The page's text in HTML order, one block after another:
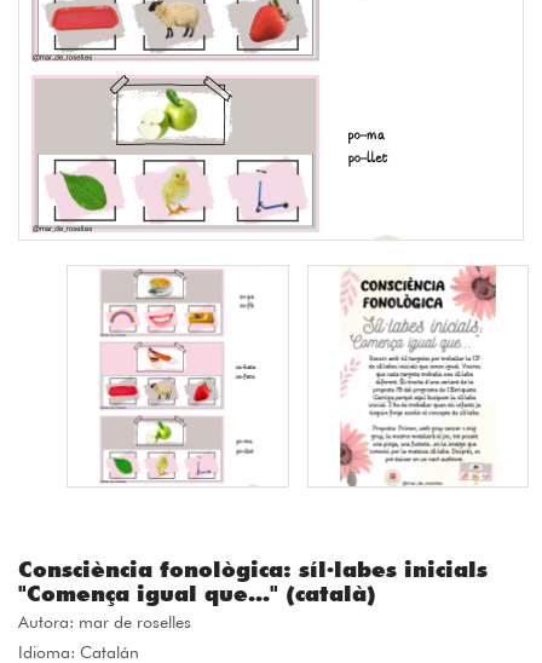
Consciència fonològica: síl·labes inicials
"Comença igual que..." (català)
Autora: mar de roselles
Idioma: Catalán